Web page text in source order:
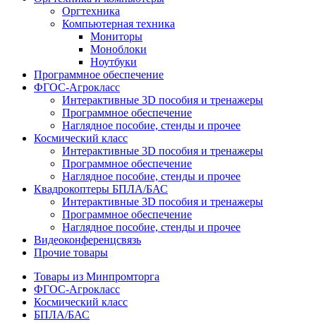
Оргтехника
Компьютерная техника
Мониторы
Моноблоки
Ноутбуки
Программное обеспечение
ФГОС-Агрокласс
Интерактивные 3D пособия и тренажеры
Программное обеспечение
Наглядное пособие, стенды и прочее
Космический класс
Интерактивные 3D пособия и тренажеры
Программное обеспечение
Наглядное пособие, стенды и прочее
Квадрокоптеры БПЛА/БАС
Интерактивные 3D пособия и тренажеры
Программное обеспечение
Наглядное пособие, стенды и прочее
Видеоконференцсвязь
Прочие товары
Товары из Минпромторга
ФГОС-Агрокласс
Космический класс
БПЛА/БАС